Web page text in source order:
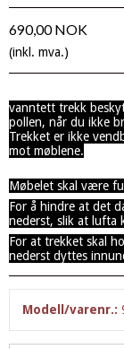
690,00 NOK
(inkl. mva.)
vanntett trekk
pollen, når du ikke
Trekket er ikke
mot møblene.
Møbelet skal være
For å hindre at det
nederst, slik at lufta
For at trekket skal
nederst dyttes
Modell/varenr.: